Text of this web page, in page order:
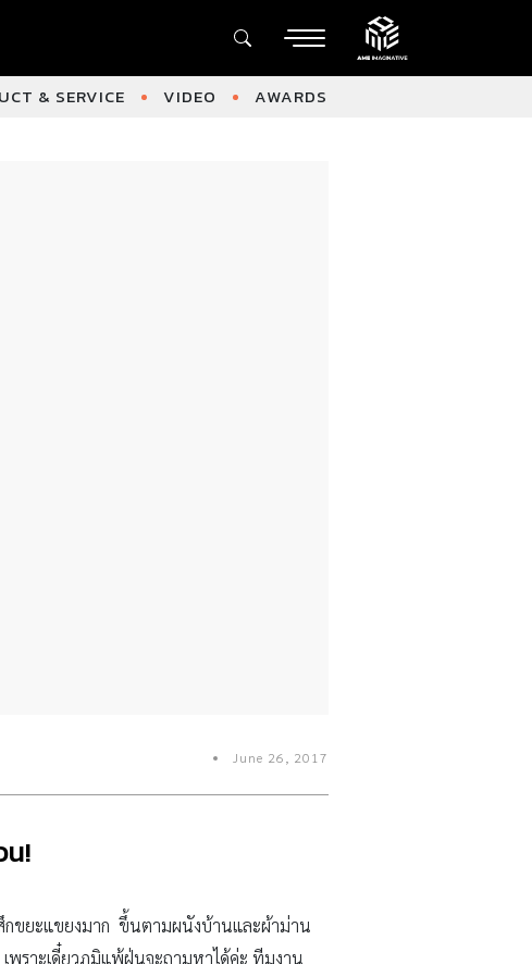
& SERVICE VIDEO AWARDS
June 26, 2017
!
ขยะแขยงมาก ขึ้นตามผนังบ้านและผ้าม่าน
ราะเดี๋ยวภูมิแพ้ฝุ่นจะถามหาได้ค่ะ ทีมงาน